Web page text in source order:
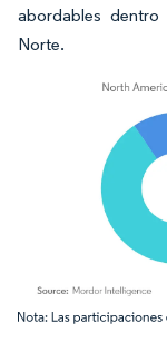
abordables
Norte.
Imagen © Mordor